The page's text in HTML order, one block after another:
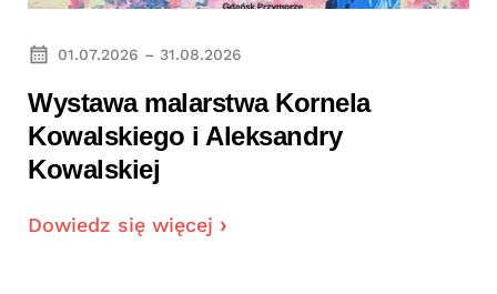
01.07.2026 – 31.08.2026
Wystawa malarstwa Kornela
Kowalskiego i Aleksandry
Kowalskiej
Dowiedz się więcej